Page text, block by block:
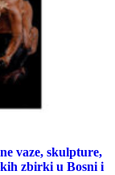
vaze, skulpture,
zbirki u Bosni i